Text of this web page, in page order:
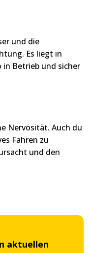
und die
Es liegt in
Betrieb und sicher
Nervosität. Auch du
Fahren zu
und den
aktuellen